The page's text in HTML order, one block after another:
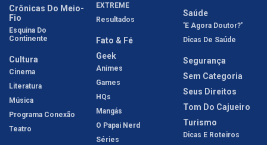
Crônicas Do Meio-
Fio
Esquina Do
Continente
Cultura
Cinema
Literatura
Música
Programa Conexão
Teatro
EXTREME
Resultados
Fato & Fé
Geek
Animes
Games
HQs
Mangás
O Papai Nerd
Séries
Saúde
'E Agora Doutor?'
Dicas De Saúde
Segurança
Sem Categoria
Seus Direitos
Tom Do Cajueiro
Turismo
Dicas E Roteiros